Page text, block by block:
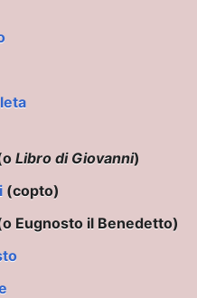
Libro di Giovanni)
(copto)
Eugnosto il Benedetto)